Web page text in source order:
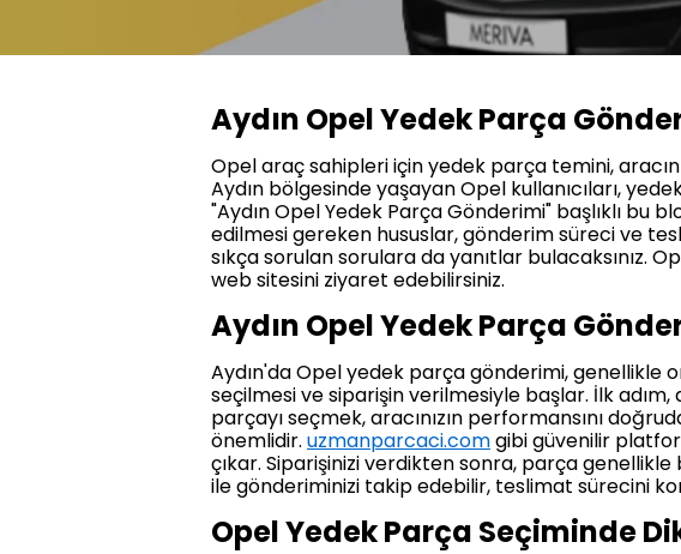
Aydın Opel Yedek Parça
Opel araç sahipleri için yedek parça temini,
Aydın bölgesinde yaşayan Opel kullanıcıları,
"Aydın Opel Yedek Parça Gönderimi" başlıklı bu
edilmesi gereken hususlar, gönderim süreci ve
sıkça sorulan sorulara da yanıtlar bulacaksınız.
web sitesini ziyaret edebilirsiniz.
Aydın Opel Yedek Parça
Aydın'da Opel yedek parça gönderimi, genellikle
seçilmesi ve siparişin verilmesiyle başlar. İlk
parçayı seçmek, aracınızın performansını
önemlidir. uzmanparcaci.comgibi güvenilir
çıkar. Siparişinizi verdikten sonra, parça
ile gönderiminizi takip edebilir, teslimat sürecini
Opel Yedek Parça Seçiminde